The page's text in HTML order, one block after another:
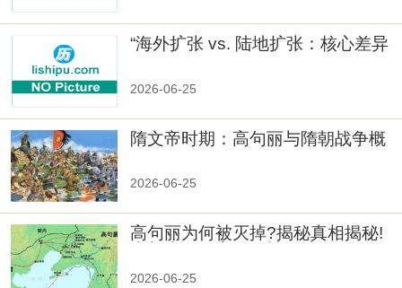
“海外扩张 vs. 陆地扩张：核心差异
2026-06-25
隋文帝时期：高句丽与隋朝战争概
2026-06-25
高句丽为何被灭掉?揭秘真相揭秘!
2026-06-25